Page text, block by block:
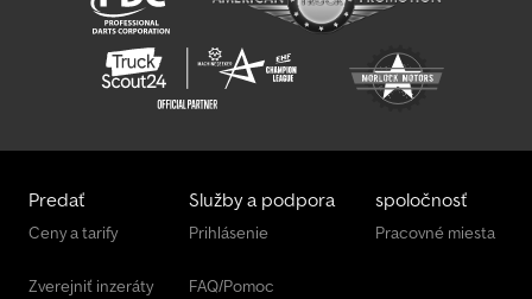
Predať
Ceny a tarify
Zverejniť inzeráty
Služby a podpora
Prihlásenie
FAQ/Pomoc
spoločnosť
Pracovné miesta